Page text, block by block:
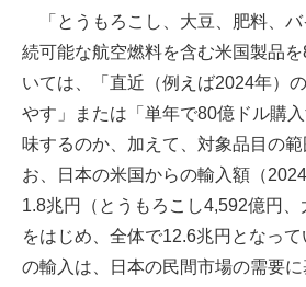
「とうもろこし、大豆、肥料、
続可能な航空燃料を含む米国製品
いては、「直近（例えば2024年）
やす」または「単年で80億ドル購
味するのか、加えて、対象品目の
お、日本の米国からの輸入額（
1.8兆円（とうもろこし4,592億円、
をはじめ、全体で12.6兆円となっ
の輸入は、日本の民間市場の需要